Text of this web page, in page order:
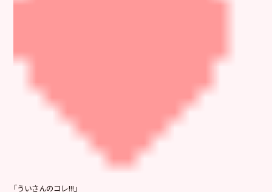
「ういさんのコレ!!!」